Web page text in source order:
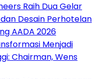
Raih Dua Gelar
Desain Perhotelan
AADA 2026
Menjadi
Chairman, Wens